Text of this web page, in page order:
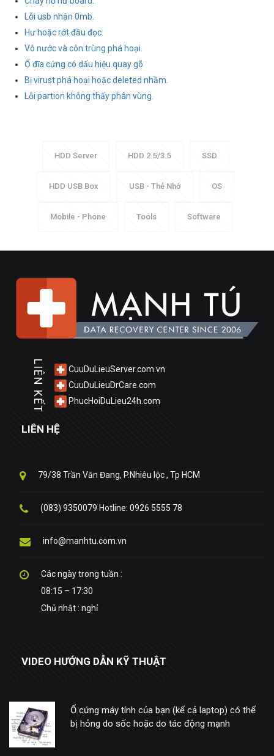
Lỗi usb nhận 0mb.
Hư hoặc rớt đầu đọc.
Vô nước và côn trùng phá hoại.
Ổ đĩa cứng có dấu hiệu quay gõ
Bị virust phá hoại hoặc deleted nhầm.
Lỗi partion không thấy phân vùng.
HDD Server HDD 2.5/3.5 SSD
HDD USB Box USB - Thẻ Nhớ OS
Mobile - Phone Tools Software
LIÊN KẾT
CuuDuLieuServer.com.vn
CuuDuLieuDrCare.com
PhucHoiDuLieu24h.com
LIÊN HỆ
79/38 Trần Văn Đang, P.Nhiêu lộc , Tp HCM
(083) 9350079 Hotline: 0926 5555 78
info@manhtu.com.vn
Các ngày trong tuần :
08:15 – 17:30
Chủ nhật : nghỉ
VIDEO HƯỚNG DẪN KỸ THUẬT
Ổ cứng máy tính của bạn (kể cả laptop) có thể
bị hỏng do sốc hoặc do tác động mạnh